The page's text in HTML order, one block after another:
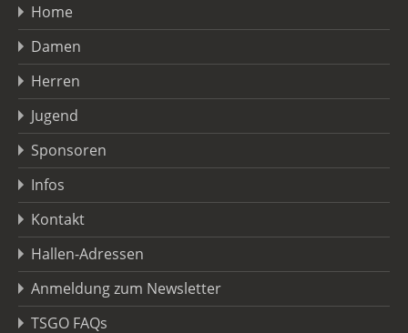
Home
Damen
Herren
Jugend
Sponsoren
Infos
Kontakt
Hallen-Adressen
Anmeldung zum Newsletter
TSGO FAQs